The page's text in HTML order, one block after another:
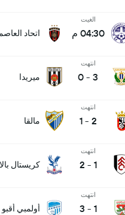
الغيت
04:30 م اتحاد
انتهت
3
-
0 ميريدا
انتهت
2
-
1 مالقا
انتهت
1
-
2 كريستال
انتهت
1
-
3 أولمبي أقبو